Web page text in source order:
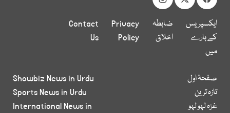
ایکسپریس
کے بارے
میں
ضابطہ
اخلاق
Privacy
Policy
Contact
Us
صفحۂ اول
تازہ ترین
غزہ لہو لہو
Showbiz News in Urdu
Sports News in Urdu
International News in